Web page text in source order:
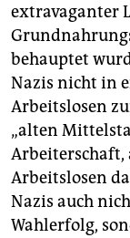
extravaganter
behauptet
Nazis nicht in
Arbeitslosen
„alten
Arbeiterschaft,
Arbeitslosen
Nazis auch
Wahlerfolg,